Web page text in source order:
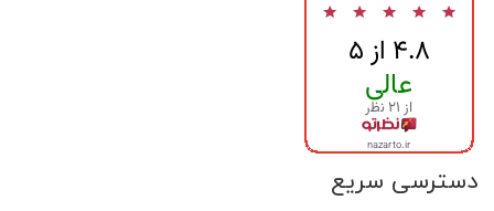
دسترسی سریع